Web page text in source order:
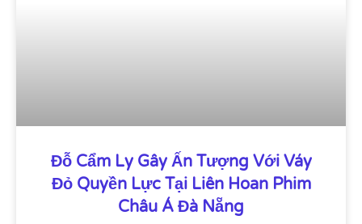
Đỗ Cẩm Ly Gây Ấn Tượng Với Váy
Đỏ Quyền Lực Tại Liên Hoan Phim
Châu Á Đà Nẵng